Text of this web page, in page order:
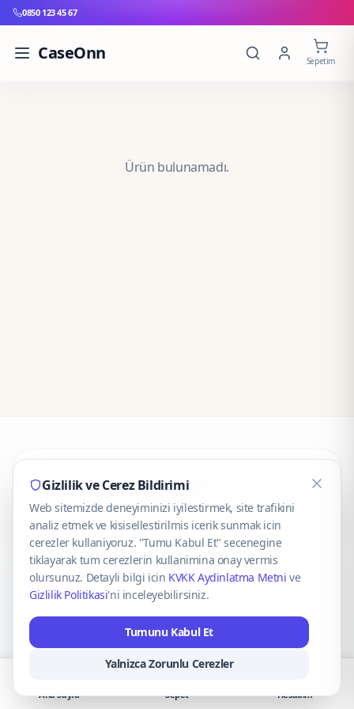
0850 123 45 67
CaseOnn Sepetim
Ürün bulunamadı.
CaseOnn
© 2025 CaseOnn. Tüm hakları saklıdır.
VISA Mastercard
Gizlilik ve Cerez Bildirimi
Web sitemizde deneyiminizi iyilestirmek, site trafikini
analiz etmek ve kisisellestirilmis icerik sunmak icin
cerezler kullaniyoruz. "Tumu Kabul Et" secenegine
tiklayarak tum cerezlerin kullanimina onay vermis
olursunuz. Detayli bilgi icin KVKK Aydinlatma Metni ve
Gizlilik Politikasi'ni inceleyebilirsiniz.
Tumunu Kabul Et
Yalnizca Zorunlu Cerezler
Ana Sayfa Sepet Hesabım